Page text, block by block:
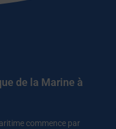
de la Marine à
commence par